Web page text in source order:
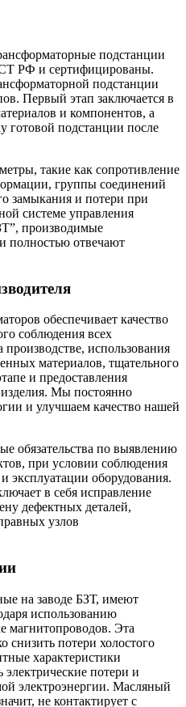
подстанции
РФ и сертифицированы.
подстанции
Первый этап заключается в
и компонентов, а
готовой подстанции после
такие как сопротивление
группы соединений
замыкания и потери при
системе управления
производимые
полностью отвечают
обеспечивает качество
соблюдения всех
использования
материалов, тщательного
и предоставления
Мы постоянно
и улучшаем качество нашей
обязательства по выявлению
при условии соблюдения
эксплуатации оборудования.
в себя исправление
дефектных деталей,
узлов
на заводе БЗТ, имеют
использованию
магнитопроводов. Эта
снизить потери холостого
характеристики
потери и
электроэнергии. Масляный
не контактирует с